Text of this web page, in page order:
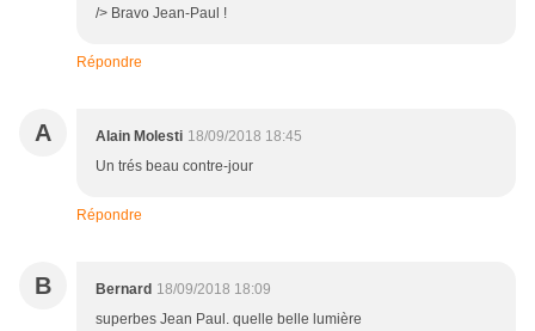
/> Bravo Jean-Paul !
Répondre
A Alain Molesti 18/09/2018 18:45
Un trés beau contre-jour
Répondre
B Bernard 18/09/2018 18:09
superbes Jean Paul. quelle belle lumière